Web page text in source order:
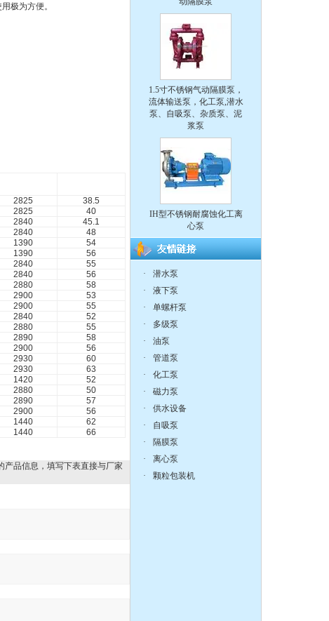
极为方便。
2825
38.5
2825
40
2840
45.1
2840
48
1390
54
1390
56
2840
55
2840
56
2880
58
2900
53
2900
55
2840
52
2880
55
2890
58
2900
56
2930
60
2930
63
1420
52
2880
50
2890
57
2900
56
1440
62
1440
66
产品信息，填写下表直接与厂家
流体输送泵，化工泵,潜水
泵、自吸泵、杂质泵、泥
浆泵
心泵
CQ系列耐腐蚀化工磁力
离心泵:ISG系列单级单吸
立式管道离心泵
·
潜水泵
·
液下泵
·
单螺杆泵
·
多级泵
·
油泵
·
管道泵
·
化工泵
·
磁力泵
·
供水设备
·
自吸泵
·
隔膜泵
·
离心泵
·
颗粒包装机